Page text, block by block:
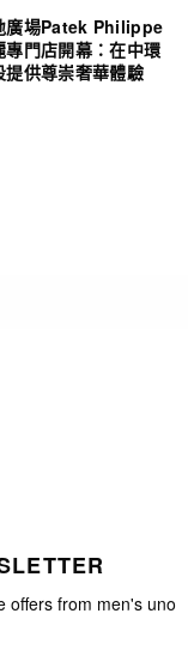
廣場Patek Philippe
專門店開幕：在中環
提供尊崇奢華體驗
offers from men's uno